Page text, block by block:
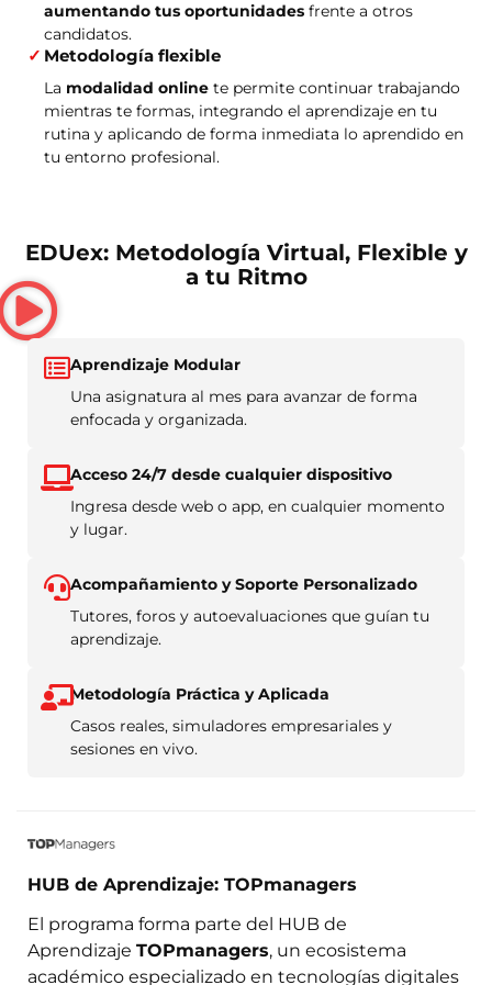
aumentando tus oportunidades frente a otros
candidatos.
Metodología flexible
La modalidad online te permite continuar trabajando
mientras te formas, integrando el aprendizaje en tu
rutina y aplicando de forma inmediata lo aprendido en
tu entorno profesional.
EDUex: Metodología Virtual, Flexible y
a tu Ritmo
Aprendizaje Modular
Una asignatura al mes para avanzar de forma
enfocada y organizada.
Acceso 24/7 desde cualquier dispositivo
Ingresa desde web o app, en cualquier momento
y lugar.
Acompañamiento y Soporte Personalizado
Tutores, foros y autoevaluaciones que guían tu
aprendizaje.
Metodología Práctica y Aplicada
Casos reales, simuladores empresariales y
sesiones en vivo.
HUB de Aprendizaje: TOPmanagers
El programa forma parte del HUB de
Aprendizaje TOPmanagers, un ecosistema
académico especializado en tecnologías digitales